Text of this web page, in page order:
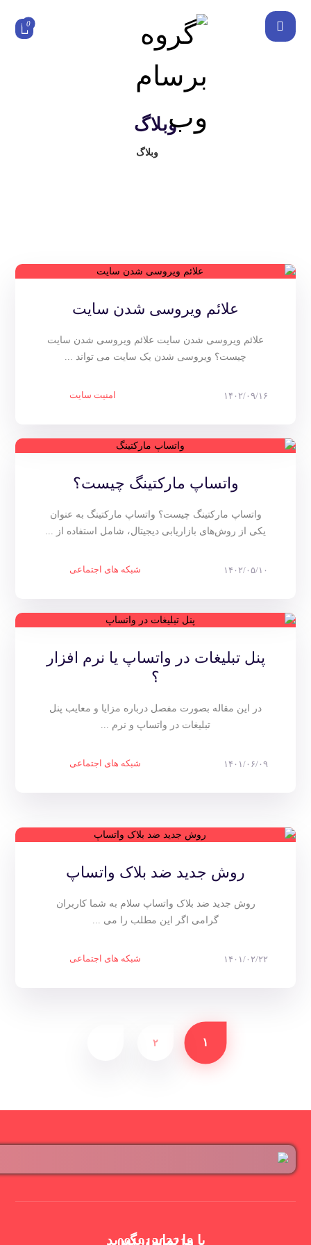
وبلاگ
وبلاگ
علائم ویروسی شدن سایت
امنیت سایت ۱۴۰۲/۰۹/۱۶
علائم ویروسی شدن سایت علائم ویروسی شدن سایت
چیست؟ ویروسی شدن یک سایت می تواند ...
واتساپ مارکتینگ چیست؟
شبکه های اجتماعی ۱۴۰۲/۰۵/۱۰
واتساپ مارکتینگ چیست؟ واتساپ مارکتینگ به عنوان
یکی از روش‌های بازاریابی دیجیتال، شامل استفاده از ...
پنل تبلیغات در واتساپ یا نرم افزار
؟
شبکه های اجتماعی ۱۴۰۱/۰۶/۰۹
در این مقاله بصورت مفصل درباره مزایا و معایب پنل
تبلیغات در واتساپ و نرم ...
روش جدید ضد بلاک واتساپ
شبکه های اجتماعی ۱۴۰۱/۰۲/۲۲
روش جدید ضد بلاک واتساپ سلام به شما کاربران
گرامی اگر این مطلب را می ...
۱ ۲
با ما تماس بگیرید